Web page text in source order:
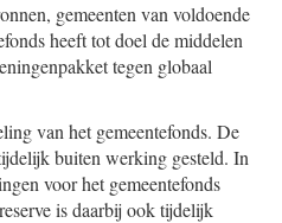
gemeenten van voldoende
heeft tot doel de middelen
tegen globaal
van het gemeentefonds. De
buiten werking gesteld. In
voor het gemeentefonds
is daarbij ook tijdelijk